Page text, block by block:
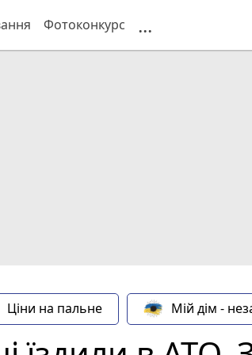
Фотоконкурс ...
Ціни на пальне Мій дім -